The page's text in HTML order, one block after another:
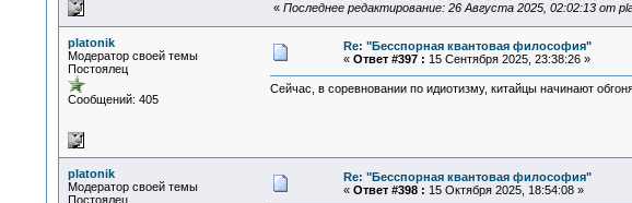
« Последнее редактирование: 26 Августа 2025, 02:02:13 от
platonik
Модератор своей темы
Постоялец
Сообщений: 405
Re: "Бесспорная квантовая философия"
« Ответ #397 : 15 Сентября 2025, 23:38:26 »
Сейчас, в соревновании по идиотизму, китайцы начинают
platonik
Модератор своей темы
Постоялец
Re: "Бесспорная квантовая философия"
« Ответ #398 : 15 Октября 2025, 18:54:08 »